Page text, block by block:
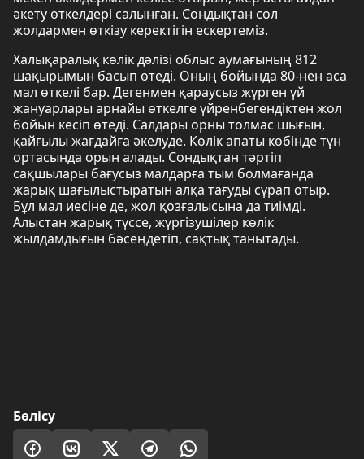
әкету өткелдері салынған. Сондықтан сол
жолдармен өткізу керектігін ескертеміз.
Халықаралық көлік дәлізі облыс аумағының 812
шақырымын басып өтеді. Оның бойында 80-нен аса
мал өткелі бар. Дегенмен қараусыз жүрген үй
жануарлары арнайы өткелге үйренбегендіктен жол
бойын кесіп өтеді. Салдары орны толмас шығын,
қайғылы жағдайға әкелуде. Көлік апаты көбінде түн
ортасында орын алады. Сондықтан тәртіп
сақшылары бағусыз малдарға тым болмағанда
жарық шағылыстыратын алқа тағуды сұрап отыр.
Бұл мал иесіне де, жол қозғалысына да тиімді.
Алыстан жарық түссе, жүргізушілер көлік
жылдамдығын бәсеңдетіп, сақтық танытады.
Бөлісу